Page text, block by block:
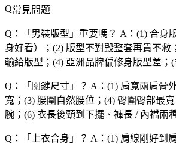
常見問題
Q：「 男裝版型 」重要嗎？ A：(1) 合身
身好看）；(2) 版型不對毀整套再貴不救
輸給版型；(4) 亞洲品牌偏修身版型差；
Q：「 關鍵尺寸 」？ A：(1) 肩寬兩肩骨
寬；(3) 腰圍自然腰位；(4) 臀圍臀部最
腕；(6) 衣長後頸到下擺、褲長 / 內襠兩
Q：「 上衣合身 」？ A：(1) 肩線剛好到